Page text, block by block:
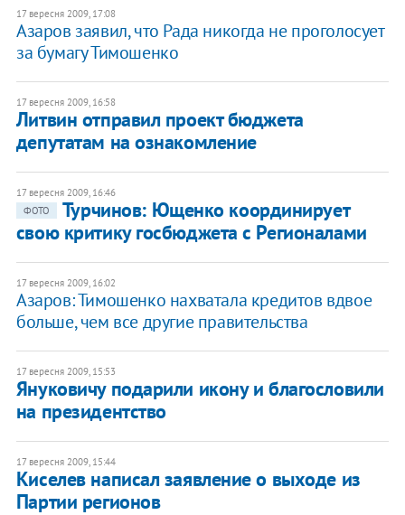
17 вересня 2009, 17:08
Азаров заявил, что Рада никогда не проголосует
за бумагу Тимошенко
17 вересня 2009, 16:58
Литвин отправил проект бюджета
депутатам на ознакомление
17 вересня 2009, 16:46
ФОТО
Турчинов: Ющенко координирует
свою критику госбюджета с Регионалами
17 вересня 2009, 16:02
Азаров: Тимошенко нахватала кредитов вдвое
больше, чем все другие правительства
17 вересня 2009, 15:53
Януковичу подарили икону и благословили
на президентство
17 вересня 2009, 15:44
Киселев написал заявление о выходе из
Партии регионов